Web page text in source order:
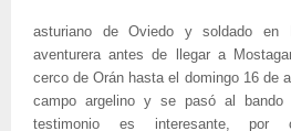
asturiano de Oviedo y soldado en
aventurera antes de llegar a
cerco de Orán hasta el domingo 16 de
campo argelino y se pasó al
testimonio es interesante, por